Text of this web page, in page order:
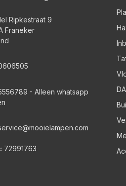
Ripkestraat 9
Franeker
- Alleen whatsapp
72991763